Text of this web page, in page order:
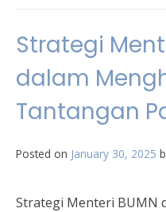
Strategi
dalam
Tantangan
Posted on January 30, 2025
Strategi Menteri BUMN